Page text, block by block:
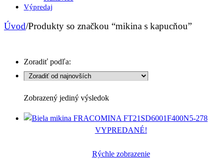
Výpredaj
Úvod/Produkty so značkou “mikina s kapucňou”
Zoradiť podľa:
Zobrazený jediný výsledok
VYPREDANÉ!
Rýchle zobrazenie